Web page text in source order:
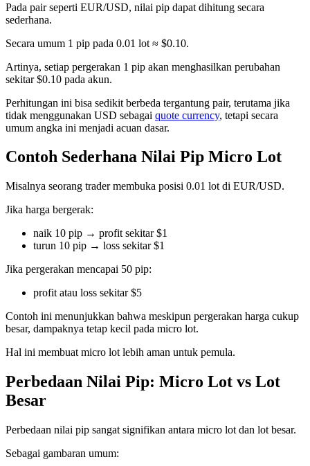
Pada pair seperti EUR/USD, nilai pip dapat dihitung secara
sederhana.
Secara umum 1 pip pada 0.01 lot ≈ $0.10.
Artinya, setiap pergerakan 1 pip akan menghasilkan perubahan
sekitar $0.10 pada akun.
Perhitungan ini bisa sedikit berbeda tergantung pair, terutama jika
tidak menggunakan USD sebagai quote currency, tetapi secara
umum angka ini menjadi acuan dasar.
Contoh Sederhana Nilai Pip Micro Lot
Misalnya seorang trader membuka posisi 0.01 lot di EUR/USD.
Jika harga bergerak:
naik 10 pip → profit sekitar $1
turun 10 pip → loss sekitar $1
Jika pergerakan mencapai 50 pip:
profit atau loss sekitar $5
Contoh ini menunjukkan bahwa meskipun pergerakan harga cukup
besar, dampaknya tetap kecil pada micro lot.
Hal ini membuat micro lot lebih aman untuk pemula.
Perbedaan Nilai Pip: Micro Lot vs Lot
Besar
Perbedaan nilai pip sangat signifikan antara micro lot dan lot besar.
Sebagai gambaran umum: